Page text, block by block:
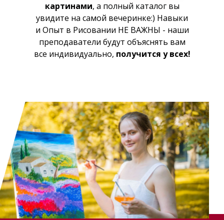
картинами, а полный каталог вы
увидите на самой вечеринке:) Навыки
и Опыт в Рисовании НЕ ВАЖНЫ - наши
преподаватели будут объяснять вам
все индивидуально, получится у всех!